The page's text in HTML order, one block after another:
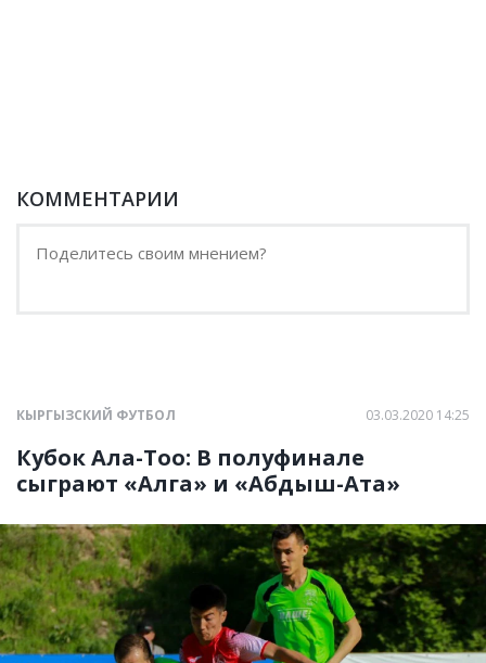
КОММЕНТАРИИ
КЫРГЫЗСКИЙ ФУТБОЛ 03.03.2020 14:25
Кубок Ала-Тоо: В полуфинале
сыграют «Алга» и «Абдыш-Ата»